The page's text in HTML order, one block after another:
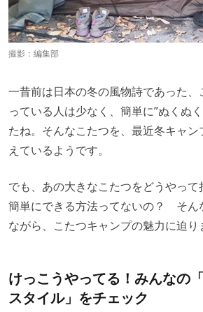
撮影：編集部
一昔前は日本の冬の風物詩であった
っている人は少なく、簡単に”ぬくぬ
たね。そんなこたつを、最近冬キャ
えているようです。
でも、あの大きなこたつをどうやっ
簡単にできる方法ってないの？ そん
ながら、こたつキャンプの魅力に迫り
けっこうやってる！みんなの
スタイル」をチェック